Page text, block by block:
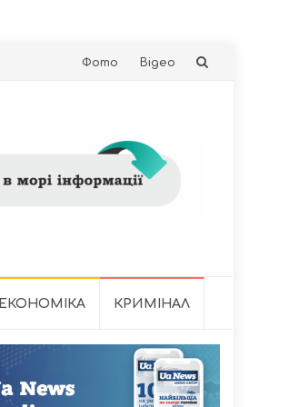
Skip
Фото Відео
ЕКОНОМІКА КРИМІНАЛ